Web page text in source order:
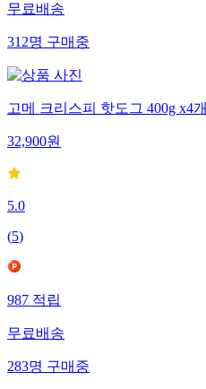
무료배송
312명 구매중
고메 크리스피 핫도그 400g x4개
32,900원
5.0
(5)
987 적립
무료배송
283명 구매중